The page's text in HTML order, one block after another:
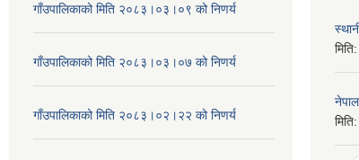
गाँउपालिकाको मिति २०८३।०३।०९ को निणर्य
गाँउपालिकाको मिति २०८३।०३।०७ को निणर्य
गाँउपालिकाको मिति २०८३।०२।२२ को निणर्य
मिति:
मिति: